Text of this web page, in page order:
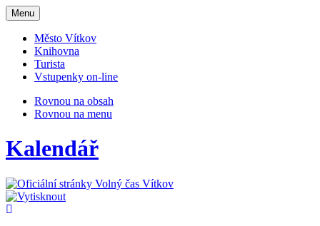
Otevřit
navigaci
Menu
Město Vítkov
Knihovna
Turista
Vstupenky on-line
Rovnou na obsah
Rovnou na menu
Kalendář